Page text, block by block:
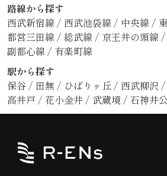
路線から探す
西武新宿線 / 西武池袋線 / 中央線 /
都営三田線 / 総武線 / 京王井の頭線 /
副都心線 / 有楽町線
駅から探す
保谷 / 田無 / ひばりヶ丘 / 西武柳沢 /
高井戸 / 花小金井 / 武蔵境 / 石神井